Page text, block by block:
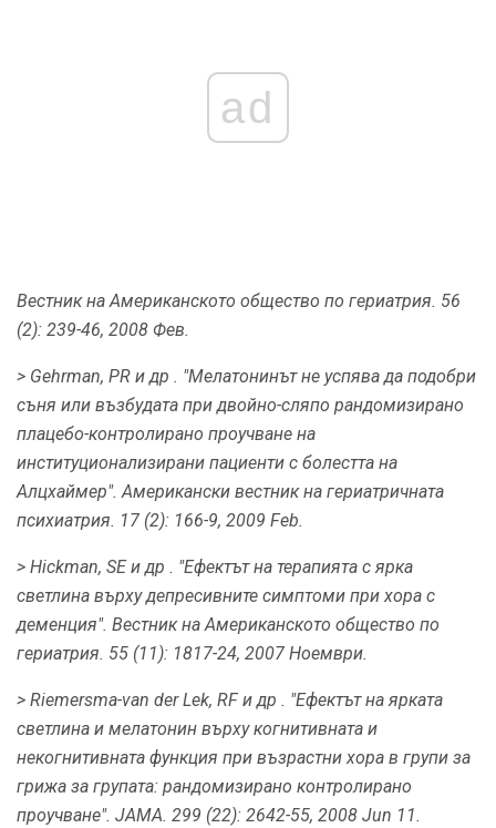
ad
Вестник на Американското общество по гериатрия. 56
(2): 239-46, 2008 Фев.
> Gehrman, PR и др . "Мелатонинът не успява да подобри
съня или възбудата при двойно-сляпо рандомизирано
плацебо-контролирано проучване на
институционализирани пациенти с болестта на
Алцхаймер". Американски вестник на гериатричната
психиатрия. 17 (2): 166-9, 2009 Feb.
> Hickman, SEи др . "Ефектът на терапията с ярка
светлина върху депресивните симптоми при хора с
деменция". Вестник на Американското общество по
гериатрия. 55 (11): 1817-24, 2007 Ноември.
> Riemersma-van der Lek, RFи др . "Ефектът на ярката
светлина и мелатонин върху когнитивната и
некогнитивната функция при възрастни хора в групи за
грижа за групата: рандомизирано контролирано
проучване". JAMA. 299 (22): 2642-55, 2008 Jun 11.